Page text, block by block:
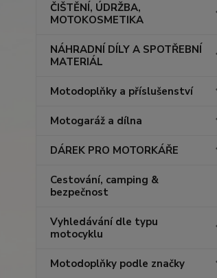
ČIŠTĚNÍ, ÚDRŽBA,
MOTOKOSMETIKA
NÁHRADNÍ DÍLY A SPOTŘEBNÍ
MATERIÁL
Motodoplňky a příslušenství
Motogaráž a dílna
DÁREK PRO MOTORKÁŘE
Cestování, camping &
bezpečnost
Vyhledávání dle typu
motocyklu
Motodoplňky podle značky